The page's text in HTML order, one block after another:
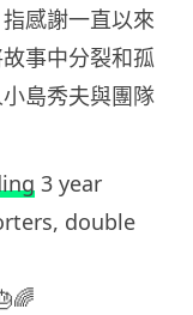
感謝一直以來
事中分裂和孤
島秀夫與團隊
3 year
double